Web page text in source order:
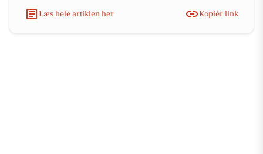
Læs hele artiklen her
Kopiér link